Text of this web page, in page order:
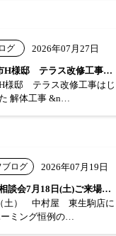
グ 2026年07月27日
■四條畷市H様邸 テラス改修工事はじまり…
様邸 テラス改修工事はじ
解体工事 &n…
ブログ 2026年07月19日
まちかど相談会7月18日(土)ご来場あり…
土） 中村屋 東生駒店に
ミング恒例の…